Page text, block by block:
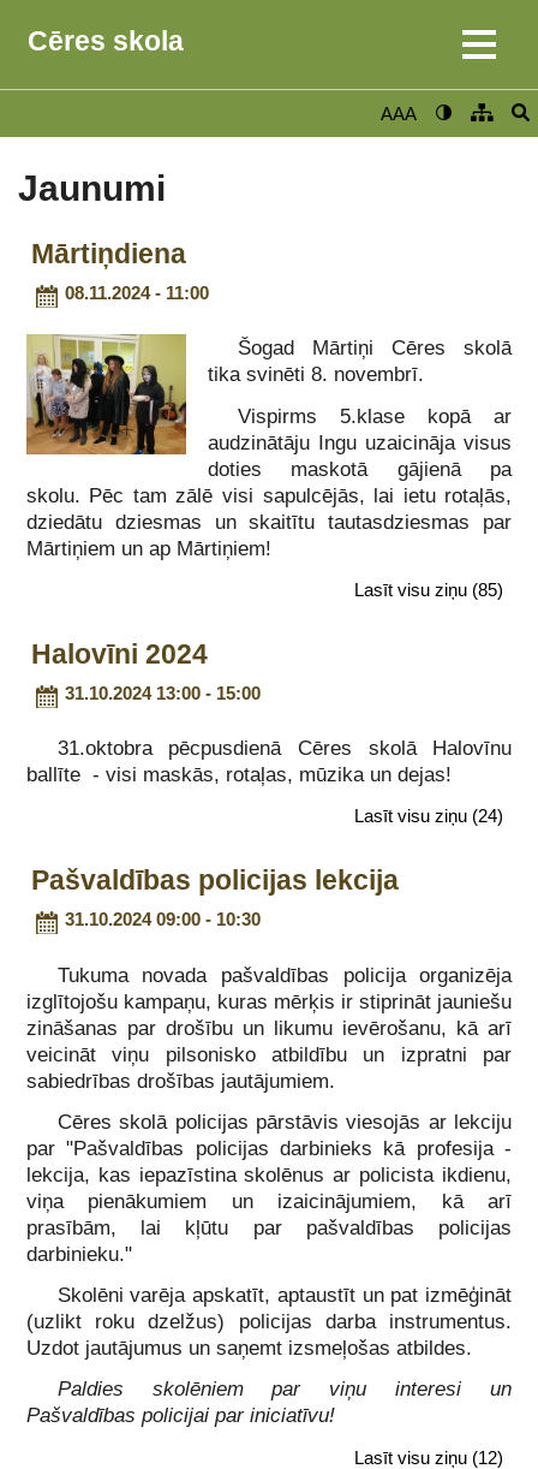
Cēres skola
AAA
Jaunumi
Mārtiņdiena
08.11.2024 - 11:00
Šogad Mārtiņi Cēres skolā
tika svinēti 8. novembrī.
Vispirms 5.klase kopā ar
audzinātāju Ingu uzaicināja visus
doties maskotā gājienā pa
skolu. Pēc tam zālē visi sapulcējās, lai ietu rotaļās,
dziedātu dziesmas un skaitītu tautasdziesmas par
Mārtiņiem un ap Mārtiņiem!
Lasīt visu ziņu (85)
Halovīni 2024
31.10.2024 13:00 - 15:00
31.oktobra pēcpusdienā Cēres skolā Halovīnu
ballīte - visi maskās, rotaļas, mūzika un dejas!
Lasīt visu ziņu (24)
Pašvaldības policijas lekcija
31.10.2024 09:00 - 10:30
Tukuma novada pašvaldības policija organizēja
izglītojošu kampaņu, kuras mērķis ir stiprināt jauniešu
zināšanas par drošību un likumu ievērošanu, kā arī
veicināt viņu pilsonisko atbildību un izpratni par
sabiedrības drošības jautājumiem.
Cēres skolā policijas pārstāvis viesojās ar lekciju
par "Pašvaldības policijas darbinieks kā profesija -
lekcija, kas iepazīstina skolēnus ar policista ikdienu,
viņa pienākumiem un izaicinājumiem, kā arī
prasībām, lai kļūtu par pašvaldības policijas
darbinieku."
Skolēni varēja apskatīt, aptaustīt un pat izmēģināt
(uzlikt roku dzelžus) policijas darba instrumentus.
Uzdot jautājumus un saņemt izsmeļošas atbildes.
Paldies skolēniem par viņu interesi un
Pašvaldības policijai par iniciatīvu!
Lasīt visu ziņu (12)